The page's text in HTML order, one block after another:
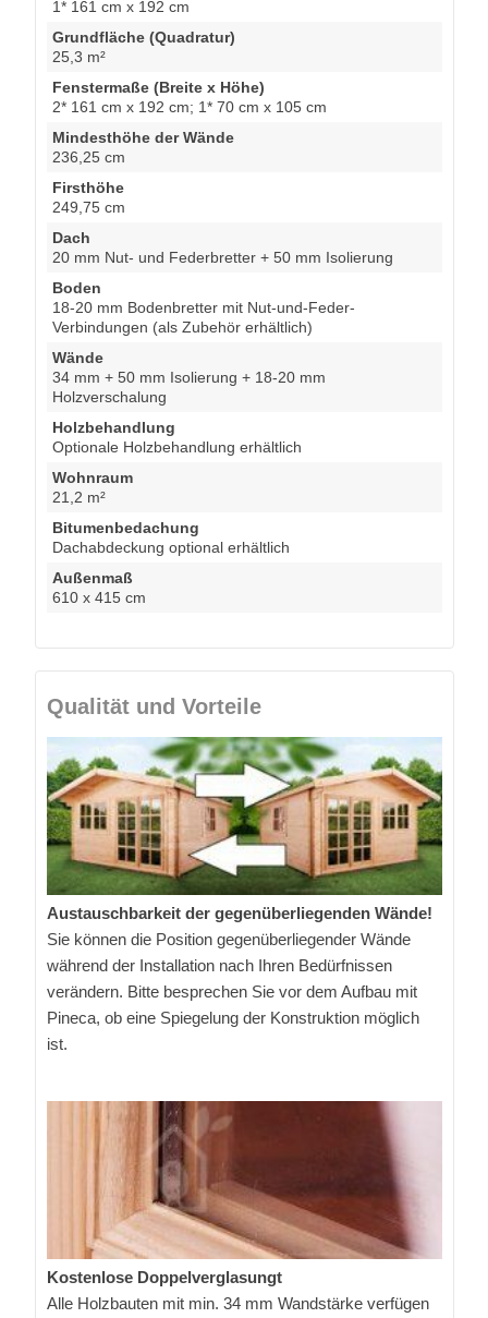
1* 161 cm x 192 cm
Grundfläche (Quadratur)
25,3 m²
Fenstermaße (Breite x Höhe)
2* 161 cm x 192 cm; 1* 70 cm x 105 cm
Mindesthöhe der Wände
236,25 cm
Firsthöhe
249,75 cm
Dach
20 mm Nut- und Federbretter + 50 mm Isolierung
Boden
18-20 mm Bodenbretter mit Nut-und-Feder-
Verbindungen (als Zubehör erhältlich)
Wände
34 mm + 50 mm Isolierung + 18-20 mm
Holzverschalung
Holzbehandlung
Optionale Holzbehandlung erhältlich
Wohnraum
21,2 m²
Bitumenbedachung
Dachabdeckung optional erhältlich
Außenmaß
610 x 415 cm
Qualität und Vorteile
Austauschbarkeit der gegenüberliegenden Wände!
Sie können die Position gegenüberliegender Wände
während der Installation nach Ihren Bedürfnissen
verändern. Bitte besprechen Sie vor dem Aufbau mit
Pineca, ob eine Spiegelung der Konstruktion möglich
ist.
Kostenlose Doppelverglasungt
Alle Holzbauten mit min. 34 mm Wandstärke verfügen